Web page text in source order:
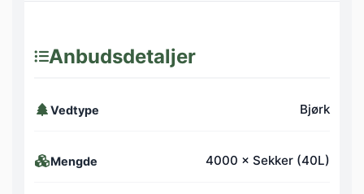
Anbudsdetaljer
Vedtype Bjørk
Mengde 4000 × Sekker (40L)